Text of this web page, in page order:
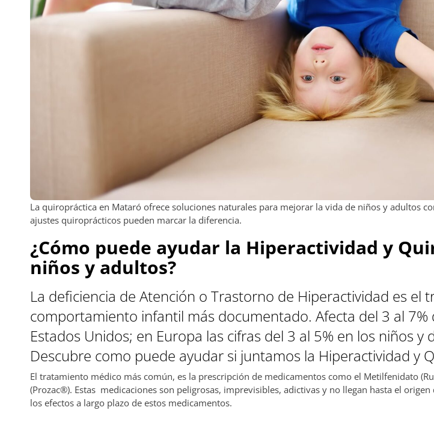
La quiropráctica en Mataró ofrece soluciones naturales para mejorar la vida de niños y adultos
ajustes quiroprácticos pueden marcar la diferencia.
¿Cómo puede ayudar la Hiperactividad y
niños y adultos?
La deficiencia de Atención o Trastorno de Hiperactividad es el
comportamiento infantil más documentado. Afecta del 3 al 7%
Estados Unidos; en Europa las cifras del 3 al 5% en los niños y
Descubre como puede ayudar si juntamos la Hiperactividad y
El tratamiento médico más común, es la prescripción de medicamentos como el Metilfenidato
(Prozac®). Estas medicaciones son peligrosas, imprevisibles, adictivas y no llegan hasta el
los efectos a largo plazo de estos medicamentos.